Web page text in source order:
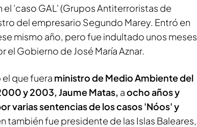
'caso GAL' (Grupos Antiterroristas de
del empresario Segundo Marey. Entró en
mismo año, pero fue indultado unos meses
Gobierno de José María Aznar.
que fuera ministro de Medio Ambiente del
y 2003, Jaume Matas, aocho años y
varias sentencias de los casos 'Nóos' y
también fue presidente de las Islas Baleares,